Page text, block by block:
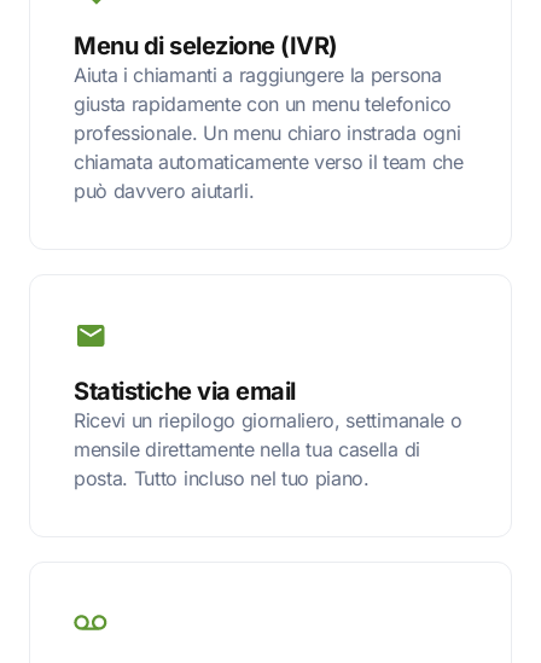
Menu di selezione (IVR)
Aiuta i chiamanti a raggiungere la persona
giusta rapidamente con un menu telefonico
professionale. Un menu chiaro instrada ogni
chiamata automaticamente verso il team che
può davvero aiutarli.
Statistiche via email
Ricevi un riepilogo giornaliero, settimanale o
mensile direttamente nella tua casella di
posta. Tutto incluso nel tuo piano.